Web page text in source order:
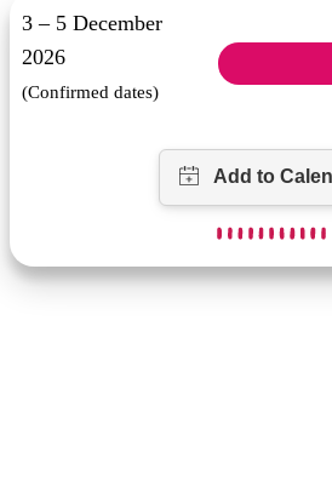
3 – 5 December
2026
(Confirmed dates)